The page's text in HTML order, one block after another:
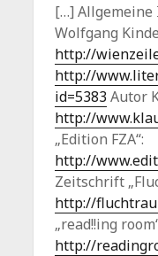
[…]
Wolfgang
http://
http://
id=5383 Autor
http://
„Edition FZA“:
http://
Zeitschrift
http://
„read!!ing
http://